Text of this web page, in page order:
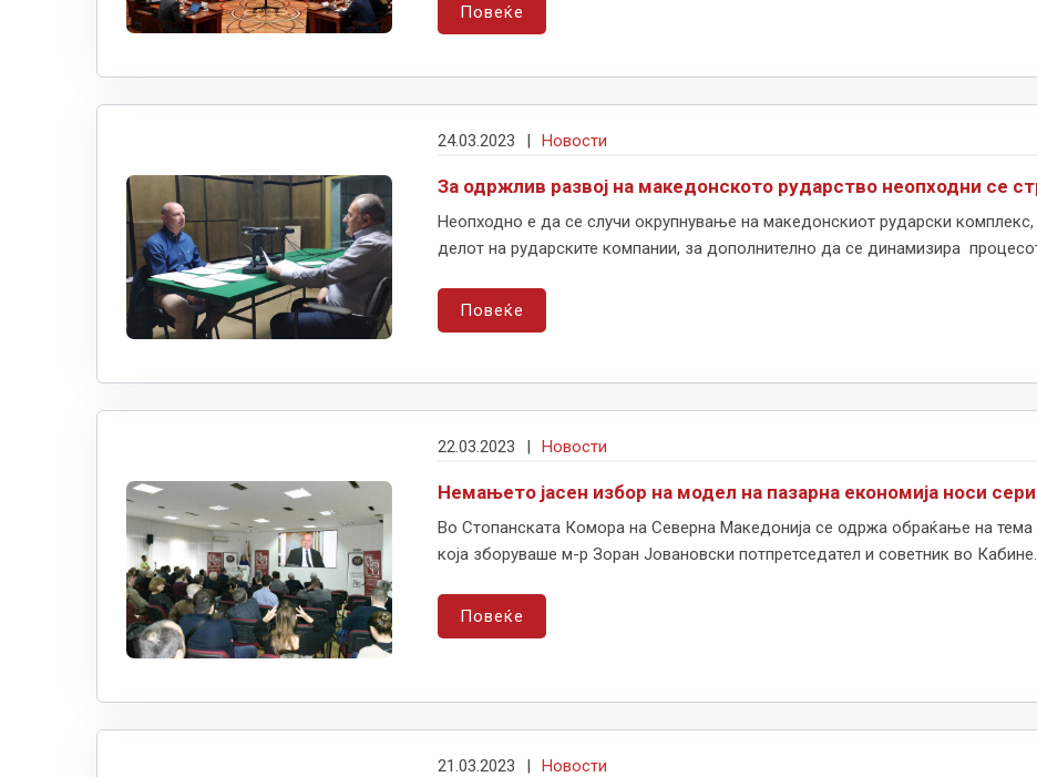
Повеќе
24.03.2023 | Новости
За одржлив развој на македонското рударство неопходни се
Неопходно е да се случи окрупнување на македонскиот рударски
делот на рударските компании, за дополнително да се динамизира
Повеќе
22.03.2023 | Новости
Немањето јасен избор на модел на пазарна економија носи
Во Стопанската Комора на Северна Македонија се одржа обраќање на тема
која зборуваше м-р Зоран Јовановски потпретседател и советник во Кабине...
Повеќе
21.03.2023 | Новости